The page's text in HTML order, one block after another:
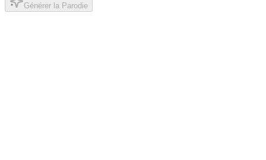
Générer la Parodie